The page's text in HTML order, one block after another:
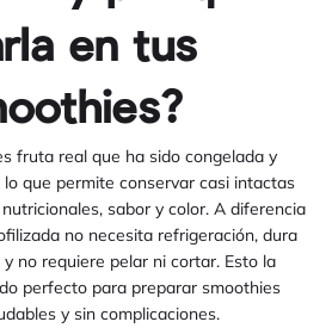
en tus
fruta real que ha sido congelada y
que permite conservar casi intactas
sabor y color. A diferencia
no necesita refrigeración, dura
no requiere pelar ni cortar. Esto la
perfecto para preparar smoothies
y sin complicaciones.